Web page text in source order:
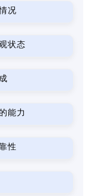
况
状态
能力
性